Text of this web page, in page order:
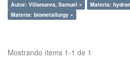
Autor: Villanueva, Samuel ×
Materia:
Materia: biometallurgy ×
Mostrando ítems 1-1 de 1